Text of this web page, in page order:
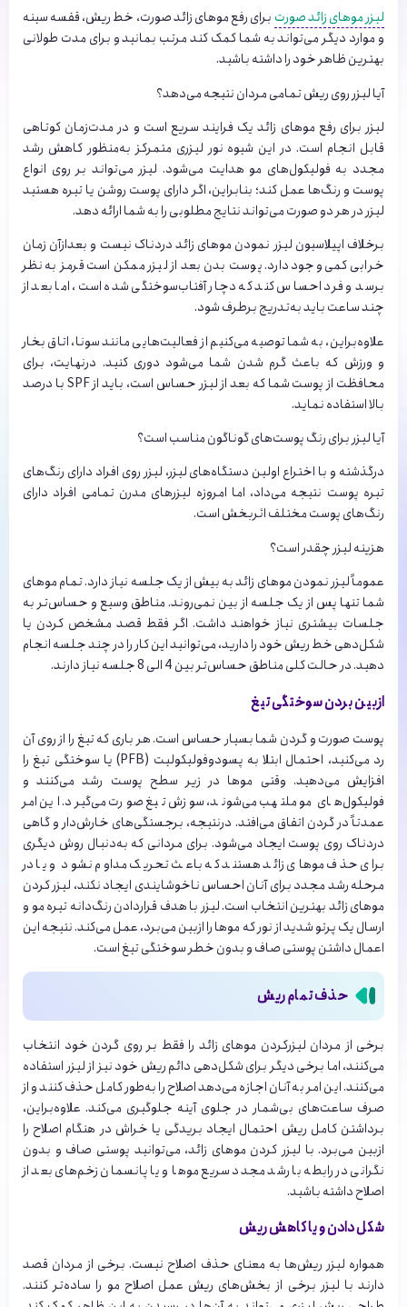
لیزر موهای زائد صورت برای رفع موهای زائد صورت، خط ریش، قفسه سینه
و موارد دیگر می‌تواند به شما کمک کند مرتب بمانید و برای مدت طولانی
بهترین ظاهر خود را داشته باشید.
آیا لیزر روی ریش تمامی مردان نتیجه می‌‌دهد؟
لیزر برای رفع موهای زائد یک فرایند سریع است و در مدت‌زمان کوتاهی
قابل انجام است. در این شیوه نور لیزری متمرکز به‌منظور کاهش رشد
مجدد به فولیکول‌های مو هدایت می‌شود. لیزر می‌تواند بر روی انواع
پوست و رنگ‌ها عمل کند؛ بنابراین، اگر دارای پوست روشن یا تیره هستید
لیزر در هر دو صورت می‌تواند نتایج مطلوبی را به شما ارائه دهد.
برخلاف اپیلاسیون لیزر نمودن موهای زائد دردناک نیست و بعدازآن زمان
خرابی کمی وجود دارد. پوست بدن بعد از لیزر ممکن است قرمز به نظر
برسد و فرد احساس کند که دچار آفتاب‌سوختگی شده است، اما بعد از
چند ساعت باید به‌تدریج برطرف شود.
علاوه‌‌براین، به شما توصیه می‌‌کنیم از فعالیت‌هایی مانند سونا، اتاق بخار
و ورزش که باعث گرم شدن شما می‌شود دوری کنید. درنهایت، برای
محافظت از پوست شما که بعد از لیزر حساس است، باید از SPF با درصد
بالا استفاده نماید.
آیا لیزر برای رنگ پوست‌‌های گوناگون مناسب است؟
درگذشته و با اختراع اولین دستگاه‌‌های لیزر، لیزر روی افراد دارای رنگ‌های
تیره پوست نتیجه می‌‌داد، اما امروزه لیزرهای مدرن تمامی افراد دارای
رنگ‌‌های پوست مختلف اثربخش است.
هزینه لیزر چقدر است؟
عموماً لیزر نمودن موهای زائد به بیش از یک جلسه نیاز دارد. تمام موهای
شما تنها پس از یک جلسه از بین نمی‌روند. مناطق وسیع و حساس‌تر به
جلسات بیشتری نیاز خواهند داشت. اگر فقط قصد مشخص‌‌ کردن یا
شکل‌‌دهی خط ریش خود را دارید، می‌‌توانید این کار را در چند جلسه انجام
دهید. در حالت کلی مناطق حساس‌‌تر بین 4 الی 8 جلسه نیاز دارند.
ازبین بردن سوختگی تیغ
پوست صورت و گردن شما بسیار حساس است. هر باری که تیغ را از روی آن
رد می‌کنید، احتمال ابتلا به پسودوفولیکولیت (PFB) یا سوختگی تیغ را
افزایش می‌دهید. وقتی موها در زیر سطح پوست رشد می‌کنند و
فولیکول‌های مو ملتهب می‌شوند، سوزش تیغ صورت می‌گیرد. این امر
عمدتاً در گردن اتفاق می‌افتد. درنتیجه، برجستگی‌های خارش‌‌دار و گاهی
دردناک روی پوست ایجاد می‌شود. برای مردانی که به‌‌دنبال روش دیگری
برای حذف موهای زائد هستند که باعث تحریک مداوم نشود و یا در
مرحله رشد مجدد برای آنان احساس ناخوشایندی ایجاد نکند، لیزر کردن
موهای زائد بهترین انتخاب است. لیزر با هدف قراردادن رنگ‌دانه تیره مو و
ارسال یک پرتو شدید از نور که موها را ازبین می‌برد، عمل می‌کند. نتیجه این
اعمال داشتن پوستی صاف و بدون خطر سوختگی تیغ است.
حذف تمام ریش
برخی از مردان لیزرکردن موهای زائد را فقط بر روی گردن خود انتخاب
می‌کنند، اما برخی دیگر برای شکل‌‌دهی دائم ریش خود نیز از لیزر استفاده
می‌‌کنند. این امر به آنان اجازه می‌دهد اصلاح را به‌‌طور کامل حذف کنند و از
صرف ساعت‌های بی‌‌شمار در جلوی آینه جلوگیری می‌کند. علاوه‌‌براین،
برداشتن کامل ریش احتمال ایجاد بریدگی یا خراش در هنگام اصلاح را
ازبین می‌برد. با لیزر کردن موهای زائد، می‌توانید پوستی صاف و بدون
نگرانی در رابطه با رشد مجدد سریع موها و یا پانسمان زخم‌های بعد از
اصلاح داشته باشید.
شکل دادن و یا کاهش ریش
همواره لیزر ریش‌‌ها به معنای حذف اصلاح نیست. برخی از مردان قصد
دارند با لیزر برخی از بخش‌‌های ریش عمل اصلاح مو را ساده‌‌تر کنند.